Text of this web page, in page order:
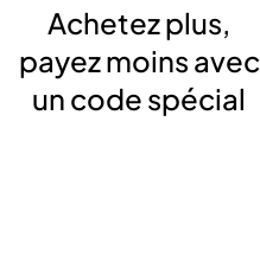
Achetez plus,
payez moins avec
un code spécial